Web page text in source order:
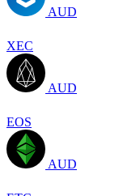
AUD
XEC
AUD
EOS
AUD